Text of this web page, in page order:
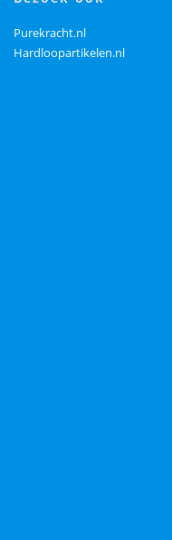
Purekracht.nl
Hardloopartikelen.nl